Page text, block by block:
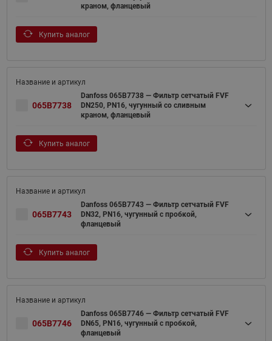
краном, фланцевый
Купить аналог
065B7738
Danfoss 065B7738 — Фильтр сетчатый FVF
DN250, PN16, чугунный со сливным
краном, фланцевый
Купить аналог
065B7743
Danfoss 065B7743 — Фильтр сетчатый FVF
DN32, PN16, чугунный с пробкой,
фланцевый
Купить аналог
065B7746
Danfoss 065B7746 — Фильтр сетчатый FVF
DN65, PN16, чугунный с пробкой,
фланцевый